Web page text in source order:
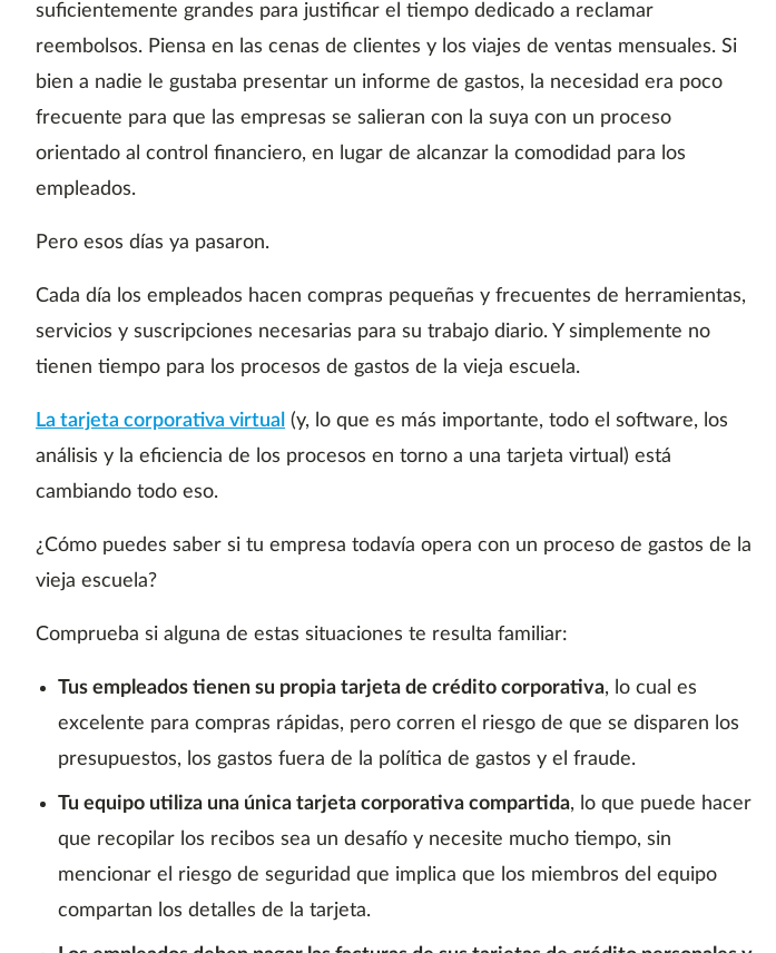
suficientemente grandes para justificar el tiempo dedicado a reclamar
reembolsos. Piensa en las cenas de clientes y los viajes de ventas mensuales. Si
bien a nadie le gustaba presentar un informe de gastos, la necesidad era poco
frecuente para que las empresas se salieran con la suya con un proceso
orientado al control financiero, en lugar de alcanzar la comodidad para los
empleados.
Pero esos días ya pasaron.
Cada día los empleados hacen compras pequeñas y frecuentes de herramientas,
servicios y suscripciones necesarias para su trabajo diario. Y simplemente no
tienen tiempo para los procesos de gastos de la vieja escuela.
La tarjeta corporativa virtual (y, lo que es más importante, todo el software, los
análisis y la eficiencia de los procesos en torno a una tarjeta virtual) está
cambiando todo eso.
¿Cómo puedes saber si tu empresa todavía opera con un proceso de gastos de la
vieja escuela?
Comprueba si alguna de estas situaciones te resulta familiar:
Tus empleados tienen su propia tarjeta de crédito corporativa, lo cual es
excelente para compras rápidas, pero corren el riesgo de que se disparen los
presupuestos, los gastos fuera de la política de gastos y el fraude.
Tu equipo utiliza una única tarjeta corporativa compartida, lo que puede hacer
que recopilar los recibos sea un desafío y necesite mucho tiempo, sin
mencionar el riesgo de seguridad que implica que los miembros del equipo
compartan los detalles de la tarjeta.